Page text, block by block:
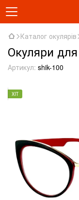
Каталог окулярів
Окуляри
Артикул: shik-100
ХІТ